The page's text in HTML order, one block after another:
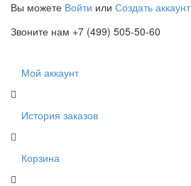
Вы можете Войти или Создать аккаунт
Звоните нам +7 (499) 505-50-60
Мой аккаунт
История заказов
Корзина